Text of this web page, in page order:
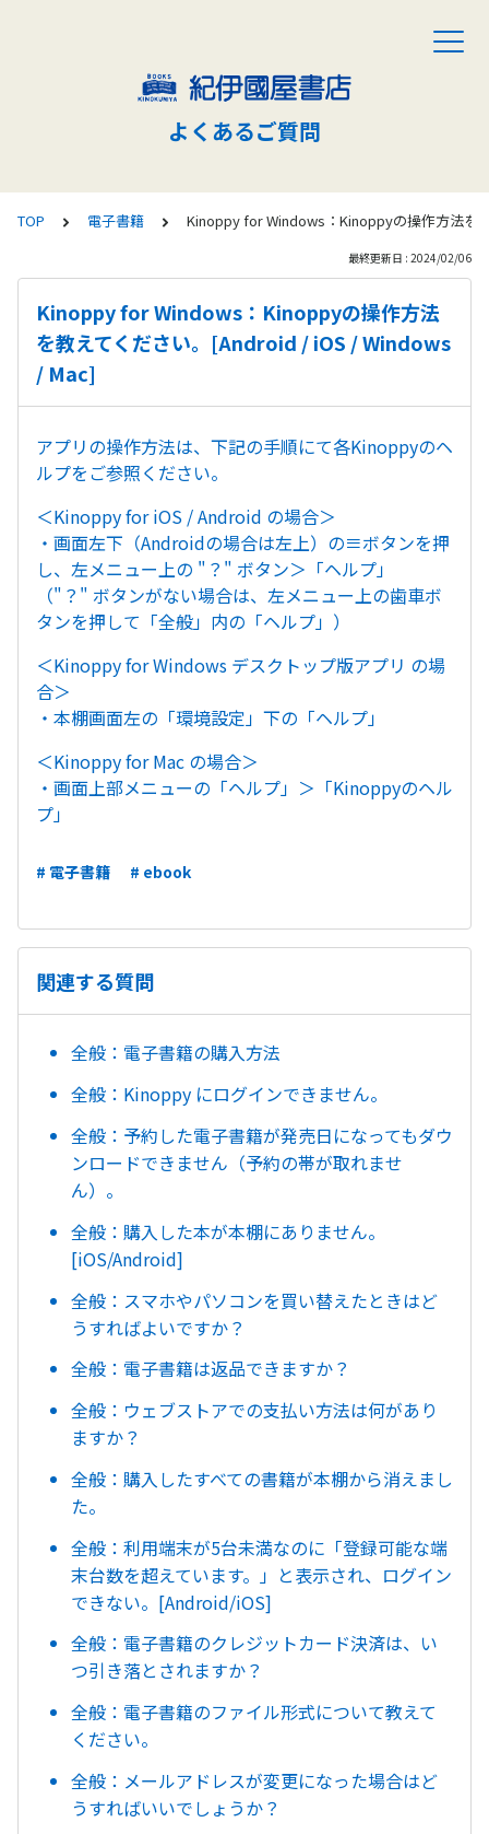
よくあるご質問
TOP 電子書籍 Kinoppy for Windows：Kinoppyの操作方法を
最終更新日 : 2024/02/06
Kinoppy for Windows：Kinoppyの操作方法
を教えてください。[Android / iOS / Windows
/ Mac]
アプリの操作方法は、下記の手順にて各Kinoppyのヘ
ルプをご参照ください。
＜Kinoppy for iOS / Android の場合＞
・画面左下（Androidの場合は左上）の≡ボタンを押
し、左メニュー上の "？" ボタン＞「ヘルプ」
（"？" ボタンがない場合は、左メニュー上の歯車ボ
タンを押して「全般」内の「ヘルプ」）
＜Kinoppy for Windows デスクトップ版アプリ の場
合＞
・本棚画面左の「環境設定」下の「ヘルプ」
＜Kinoppy for Mac の場合＞
・画面上部メニューの「ヘルプ」＞「Kinoppyのヘル
プ」
# 電子書籍 # ebook
関連する質問
全般：電子書籍の購入方法
全般：Kinoppy にログインできません。
全般：予約した電子書籍が発売日になってもダウ
ンロードできません（予約の帯が取れませ
ん）。
全般：購入した本が本棚にありません。
[iOS/Android]
全般：スマホやパソコンを買い替えたときはど
うすればよいですか？
全般：電子書籍は返品できますか？
全般：ウェブストアでの支払い方法は何があり
ますか？
全般：購入したすべての書籍が本棚から消えまし
た。
全般：利用端末が5台未満なのに「登録可能な端
末台数を超えています。」と表示され、ログイン
できない。[Android/iOS]
全般：電子書籍のクレジットカード決済は、い
つ引き落とされますか？
全般：電子書籍のファイル形式について教えて
ください。
全般：メールアドレスが変更になった場合はど
うすればいいでしょうか？